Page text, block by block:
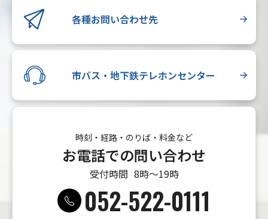
各種お問い合わせ先
市バス・地下鉄テレホンセンター
時刻・経路・のりば・料金など
お電話での問い合わせ
受付時間 8時〜19時
052-522-0111